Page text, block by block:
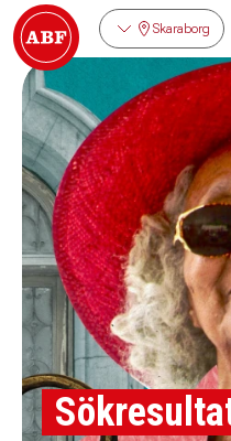
Skaraborg